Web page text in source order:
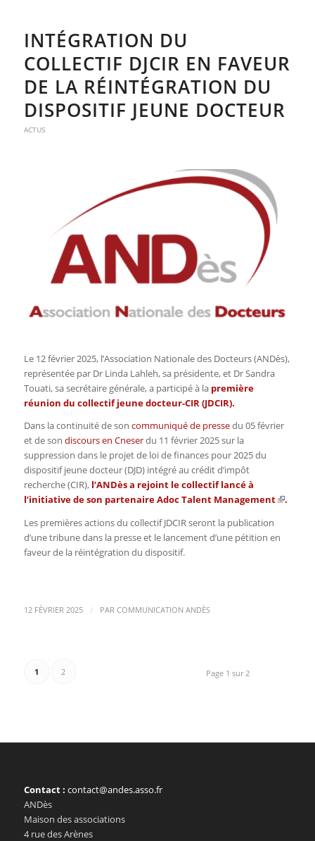
INTÉGRATION DU
COLLECTIF DJCIR EN FAVEUR
DE LA RÉINTÉGRATION DU
DISPOSITIF JEUNE DOCTEUR
ACTUS
Le12 février 2025, l’Association Nationale des Docteurs (ANDès),
représentée par Dr Linda Lahleh, sa présidente, et Dr Sandra
Touati, sa secrétaire générale, a participé à la première
réunion du collectif jeune docteur-CIR (JDCIR).
Dans la continuité de son communiqué de pressedu 05 février
et de son discours en Cneserdu 11 février 2025 sur la
suppression dans le projet de loi de finances pour 2025 du
dispositif jeune docteur (DJD) intégré au crédit d’impôt
recherche (CIR),l’ANDès a rejoint le collectif lancé à
l’initiative de son partenaireAdoc Talent Management
.
Les premières actions du collectif JDCIR seront la publication
d’une tribune dans la presse et le lancement d’une pétition en
faveur de la réintégration du dispositif.
12 FÉVRIER 2025 / PAR COMMUNICATION ANDÈS
Page 1 sur 2
1 2
Contact : contact@andes.asso.fr
ANDès
Maison des associations
4 rue des Arènes